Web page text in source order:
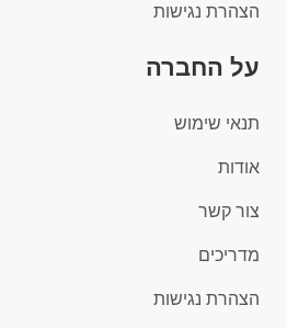
הצהרת נגישות
על החברה
תנאי שימוש
אודות
צור קשר
מדריכים
הצהרת נגישות